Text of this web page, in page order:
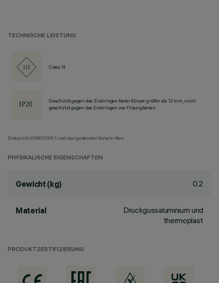
TECHNISCHE LEISTUNG
Class III
Geschützt gegen das Eindringen fester Körper größer als 12 mm, nicht
geschützt gegen das Eindringen von Flüssigkeiten.
Entspricht EN60598-1 und den geltenden Vorschriften.
PHYSIKALISCHE EIGENSCHAFTEN
Gewicht (kg) 0.2
Material
Druckgussaluminium und
thermoplast
PRODUKTZERTIFIZIERUNG